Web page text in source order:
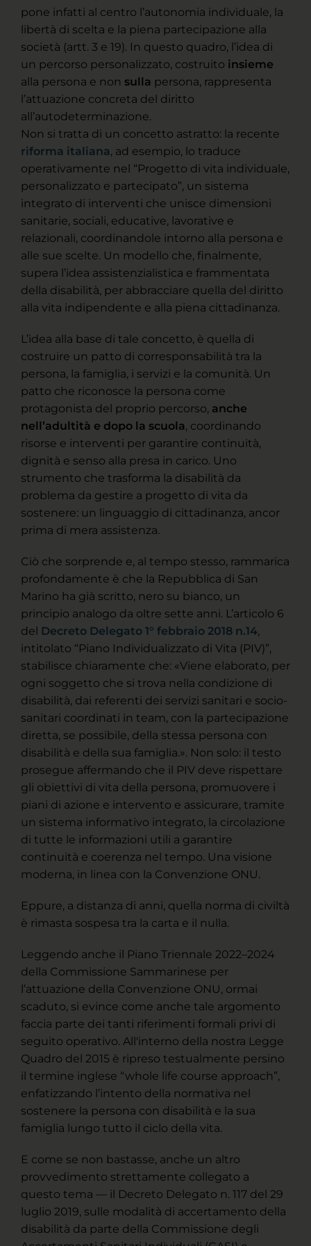
pone infatti al centro l’autonomia individuale, la
libertà di scelta e la piena partecipazione alla
società (artt. 3 e 19). In questo quadro, l’idea di
un percorso personalizzato, costruito insieme
alla persona e non sulla persona, rappresenta
l’attuazione concreta del diritto
all’autodeterminazione.
Non si tratta di un concetto astratto: la recente
riforma italiana, ad esempio, lo traduce
operativamente nel “Progetto di vita individuale,
personalizzato e partecipato”, un sistema
integrato di interventi che unisce dimensioni
sanitarie, sociali, educative, lavorative e
relazionali, coordinandole intorno alla persona e
alle sue scelte. Un modello che, finalmente,
supera l’idea assistenzialistica e frammentata
della disabilità, per abbracciare quella del diritto
alla vita indipendente e alla piena cittadinanza.
L’idea alla base di tale concetto, è quella di
costruire un patto di corresponsabilità tra la
persona, la famiglia, i servizi e la comunità. Un
patto che riconosce la persona come
protagonista del proprio percorso, anche
nell’adultità e dopo la scuola, coordinando
risorse e interventi per garantire continuità,
dignità e senso alla presa in carico. Uno
strumento che trasforma la disabilità da
problema da gestire a progetto di vita da
sostenere: un linguaggio di cittadinanza, ancor
prima di mera assistenza.
Ciò che sorprende e, al tempo stesso, rammarica
profondamente è che la Repubblica di San
Marino ha già scritto, nero su bianco, un
principio analogo da oltre sette anni. L’articolo 6
del Decreto Delegato 1° febbraio 2018 n.14,
intitolato “Piano Individualizzato di Vita (PIV)”,
stabilisce chiaramente che: «Viene elaborato, per
ogni soggetto che si trova nella condizione di
disabilità, dai referenti dei servizi sanitari e socio-
sanitari coordinati in team, con la partecipazione
diretta, se possibile, della stessa persona con
disabilità e della sua famiglia.». Non solo: il testo
prosegue affermando che il PIV deve rispettare
gli obiettivi di vita della persona, promuovere i
piani di azione e intervento e assicurare, tramite
un sistema informativo integrato, la circolazione
di tutte le informazioni utili a garantire
continuità e coerenza nel tempo. Una visione
moderna, in linea con la Convenzione ONU.
Eppure, a distanza di anni, quella norma di civiltà
è rimasta sospesa tra la carta e il nulla.
Leggendo anche il Piano Triennale 2022–2024
della Commissione Sammarinese per
l’attuazione della Convenzione ONU, ormai
scaduto, si evince come anche tale argomento
faccia parte dei tanti riferimenti formali privi di
seguito operativo. All'interno della nostra Legge
Quadro del 2015 è ripreso testualmente persino
il termine inglese “whole life course approach”,
enfatizzando l’intento della normativa nel
sostenere la persona con disabilità e la sua
famiglia lungo tutto il ciclo della vita.
E come se non bastasse, anche un altro
provvedimento strettamente collegato a
questo tema — il Decreto Delegato n. 117 del 29
luglio 2019, sulle modalità di accertamento della
disabilità da parte della Commissione degli